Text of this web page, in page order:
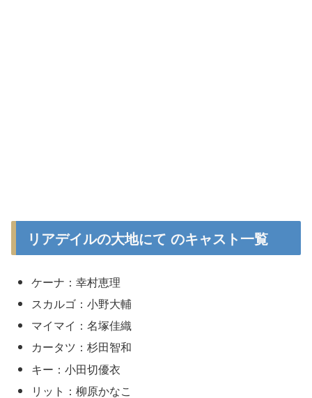
リアデイルの大地にて のキャスト一覧
ケーナ：幸村恵理
スカルゴ：小野大輔
マイマイ：名塚佳織
カータツ：杉田智和
キー：小田切優衣
リット：柳原かなこ